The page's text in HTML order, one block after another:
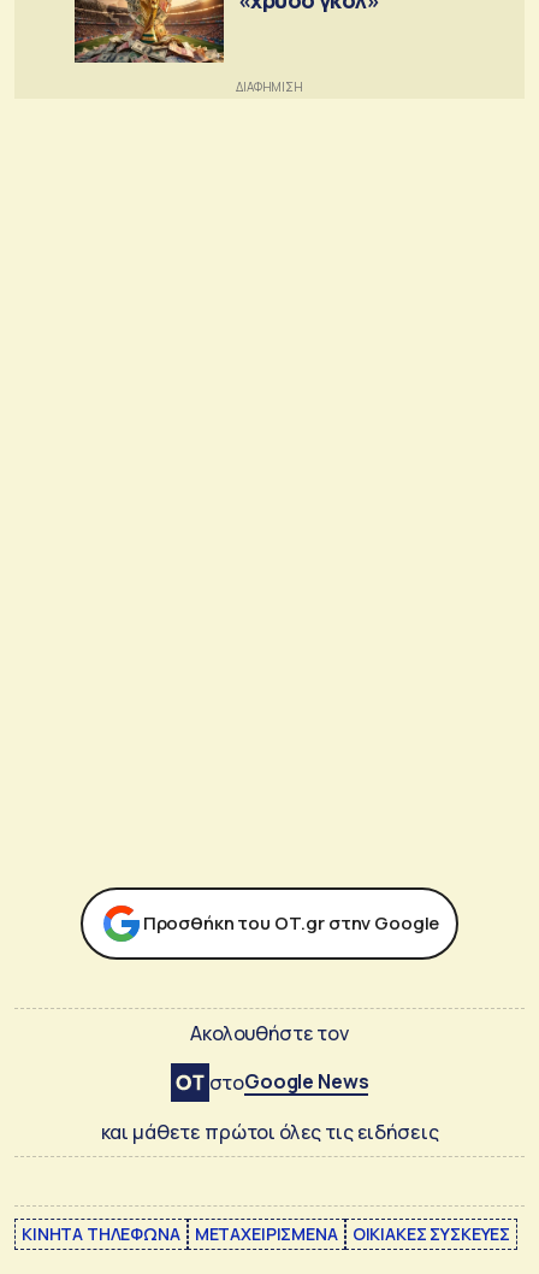
Προσθήκη του ΟΤ.gr στην Google
Ακολουθήστε τον
στοGoogle News
και μάθετε πρώτοι όλες τις ειδήσεις
ΚΙΝΗΤΑ ΤΗΛΕΦΩΝΑ ΜΕΤΑΧΕΙΡΙΣΜΕΝΑ ΟΙΚΙΑΚΕΣ ΣΥΣΚΕΥΕΣ